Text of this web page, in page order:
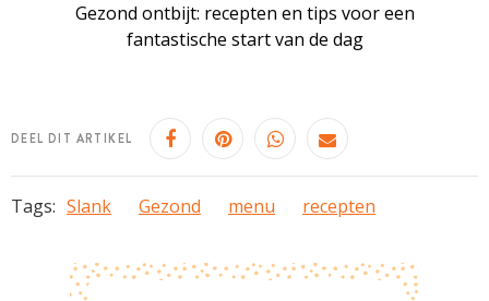
Gezond ontbijt: recepten en tips voor een
fantastische start van de dag
DEEL DIT ARTIKEL
Tags: Slank Gezond menu recepten